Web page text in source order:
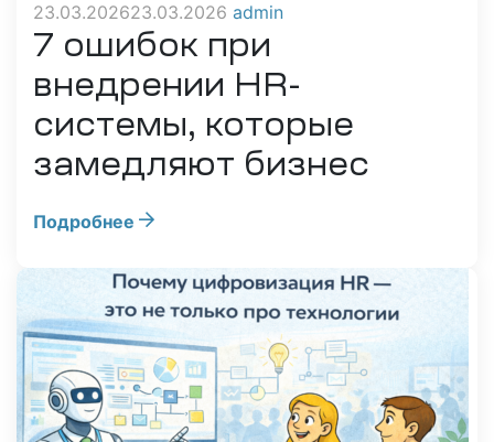
7 ошибок при
внедрении HR-
системы, которые
замедляют бизнес
23.03.202623.03.2026 admin
Подробнее